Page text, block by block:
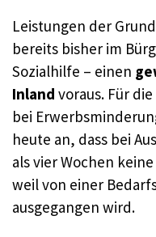
Leistungen der
bereits bisher im
Sozialhilfe – einen
Inland voraus. Für
bei
heute an, dass bei
als vier Wochen
weil von einer
ausgegangen wird.